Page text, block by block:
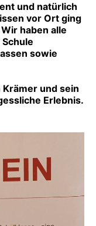
und natürlich
vor Ort ging
haben alle
sowie
und sein
Erlebnis.